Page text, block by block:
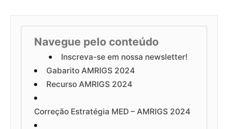
Navegue pelo conteúdo
Inscreva-se em nossa newsletter!
Gabarito AMRIGS 2024
Recurso AMRIGS 2024
Correção Estratégia MED – AMRIGS 2024